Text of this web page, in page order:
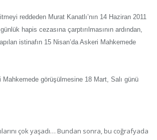
reddeden Murat Kanatlı’nın 14 Haziran 2011
hapis cezasına çarptırılmasının ardından,
istinafın 15 Nisan’da Askeri Mahkemede
Mahkemede görüşülmesine 18 Mart, Salı günü
çok yaşadı… Bundan sonra, bu coğrafyada